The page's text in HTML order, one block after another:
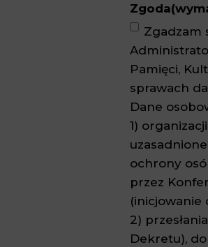
Zgoda
Zgadzam
Pamięci,
sprawach
Dane
1)
ochrony
przez
(inicjowanie
2)
Dekretu),